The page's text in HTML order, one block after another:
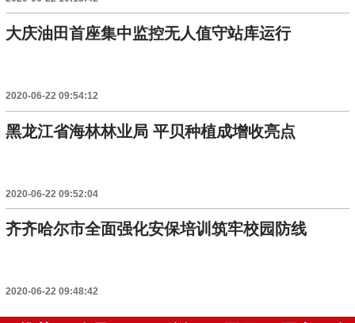
大庆油田首座集中监控无人值守站库运行
2020-06-22 09:54:12
黑龙江省海林林业局 平贝种植成增收亮点
2020-06-22 09:52:04
齐齐哈尔市全面强化安保培训筑牢校园防线
2020-06-22 09:48:42